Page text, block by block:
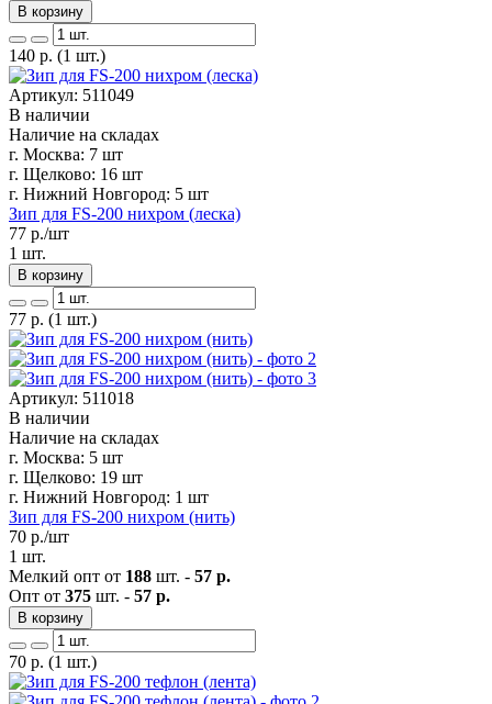
В корзину
140 р. (1 шт.)
Артикул: 511049
В наличии
Наличие на складах
г. Москва: 7 шт
г. Щелково: 16 шт
г. Нижний Новгород: 5 шт
Зип для FS-200 нихром (леска)
77 р./шт
1 шт.
В корзину
77 р. (1 шт.)
Артикул: 511018
В наличии
Наличие на складах
г. Москва: 5 шт
г. Щелково: 19 шт
г. Нижний Новгород: 1 шт
Зип для FS-200 нихром (нить)
70 р./шт
1 шт.
Мелкий опт от 188 шт. - 57 р.
Опт от 375 шт. - 57 р.
В корзину
70 р. (1 шт.)